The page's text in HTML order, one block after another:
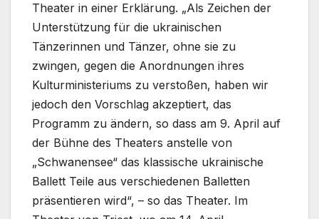
Theater in einer Erklärung. „Als Zeichen der
Unterstützung für die ukrainischen
Tänzerinnen und Tänzer, ohne sie zu
zwingen, gegen die Anordnungen ihres
Kulturministeriums zu verstoßen, haben wir
jedoch den Vorschlag akzeptiert, das
Programm zu ändern, so dass am 9. April auf
der Bühne des Theaters anstelle von
„Schwanensee“ das klassische ukrainische
Ballett Teile aus verschiedenen Balletten
präsentieren wird“, – so das Theater. Im